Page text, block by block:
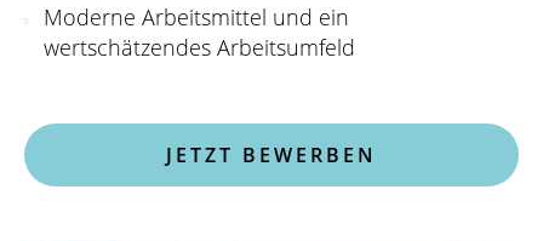
Moderne Arbeitsmittel und ein
wertschätzendes Arbeitsumfeld
JETZT BEWERBEN